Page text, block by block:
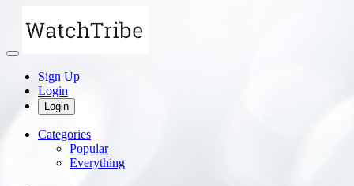
Sign Up
Login
Login
Categories
Popular
Everything